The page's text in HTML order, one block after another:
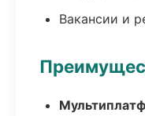
Вакансии и